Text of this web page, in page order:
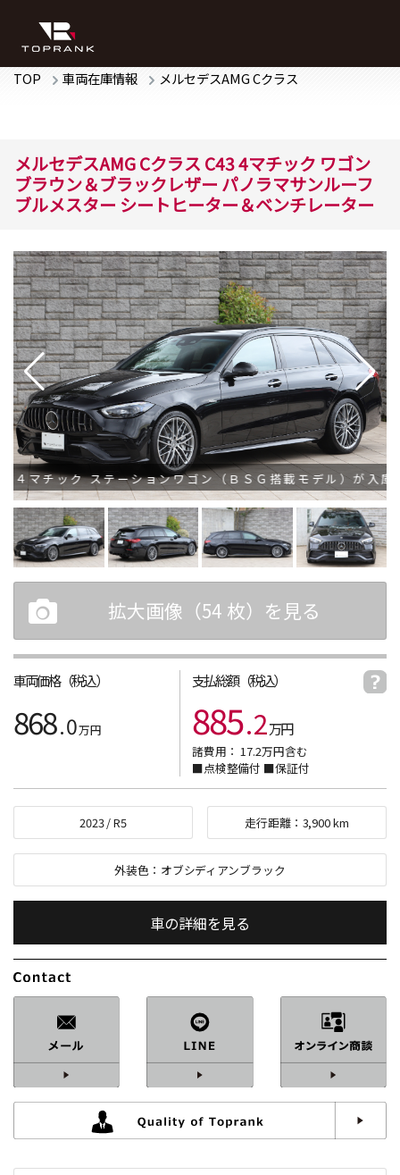
TOP 車両在庫情報 メルセデスAMGCクラス
メルセデスAMGCクラス C43 4マチック ワゴン
ブラウン＆ブラックレザー パノラマサンルーフ
ブルメスター シートヒーター＆ベンチレーター
ック ステーションワゴン（ＢＳＧ搭載モデル）が入庫いた
拡大画像（54 枚）を見る
車両価格（税込）
868.0万円
支払総額（税込）
885.2万円
諸費用： 17.2万円含む
■点検整備付 ■保証付
2023/R5 走行距離： 3,900km
外装色： オブシディアンブラック
車の詳細を見る
車検：2年付
修復歴：
中古車
総排気量：2,000cc